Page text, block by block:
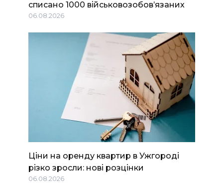
списано 1000 військовозобов’язаних
06.08.2026
Ціни на оренду квартир в Ужгороді
різко зросли: нові розцінки
06.08.2026